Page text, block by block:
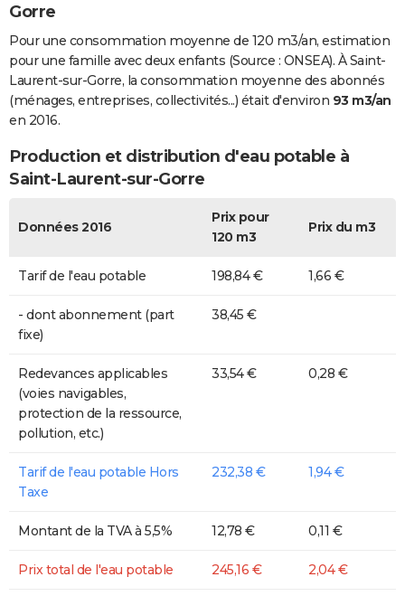
Gorre
Pour une consommation moyenne de 120 m3/an, estimation
pour une famille avec deux enfants (Source : ONSEA). À Saint-
Laurent-sur-Gorre, la consommation moyenne des abonnés
(ménages, entreprises, collectivités...) était d'environ 93 m3/an
en 2016.
Production et distribution d'eau potable à
Saint-Laurent-sur-Gorre
Données 2016
Prix pour
120 m3
Prix du m3
Tarif de l'eau potable 198,84 € 1,66 €
- dont abonnement (part
fixe)
38,45 €
Redevances applicables
(voies navigables,
protection de la ressource,
pollution, etc.)
33,54 € 0,28 €
Tarif de l'eau potable Hors
Taxe
232,38 € 1,94 €
Montant de la TVA à 5,5% 12,78 € 0,11 €
Prix total de l'eau potable 245,16 € 2,04 €